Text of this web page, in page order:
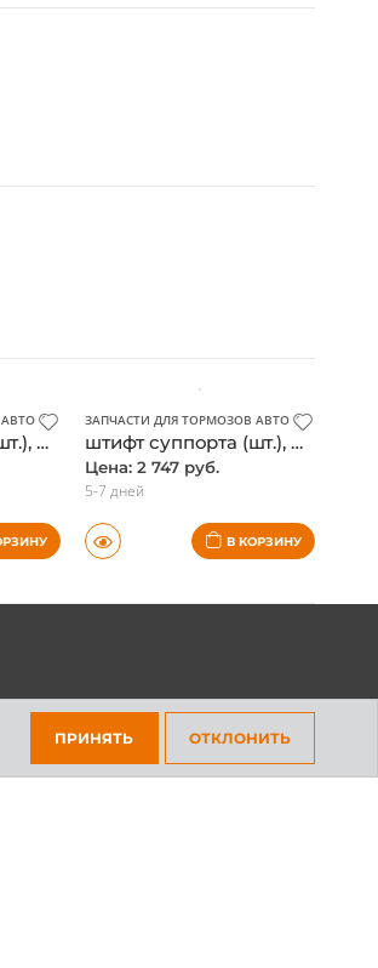
ПРИНЯТЬ ОТКЛОНИТЬ
штифт суппорта (шт.), Mercedes, оригинал
ЗАПЧАСТИ ДЛЯ ТОРМОЗОВ АВТОМОБИЛЯ
штифт суппорта (шт.), Mercedes, оригинал
Цена: 2 747 руб.
5-7 дней
В КОРЗИНУ